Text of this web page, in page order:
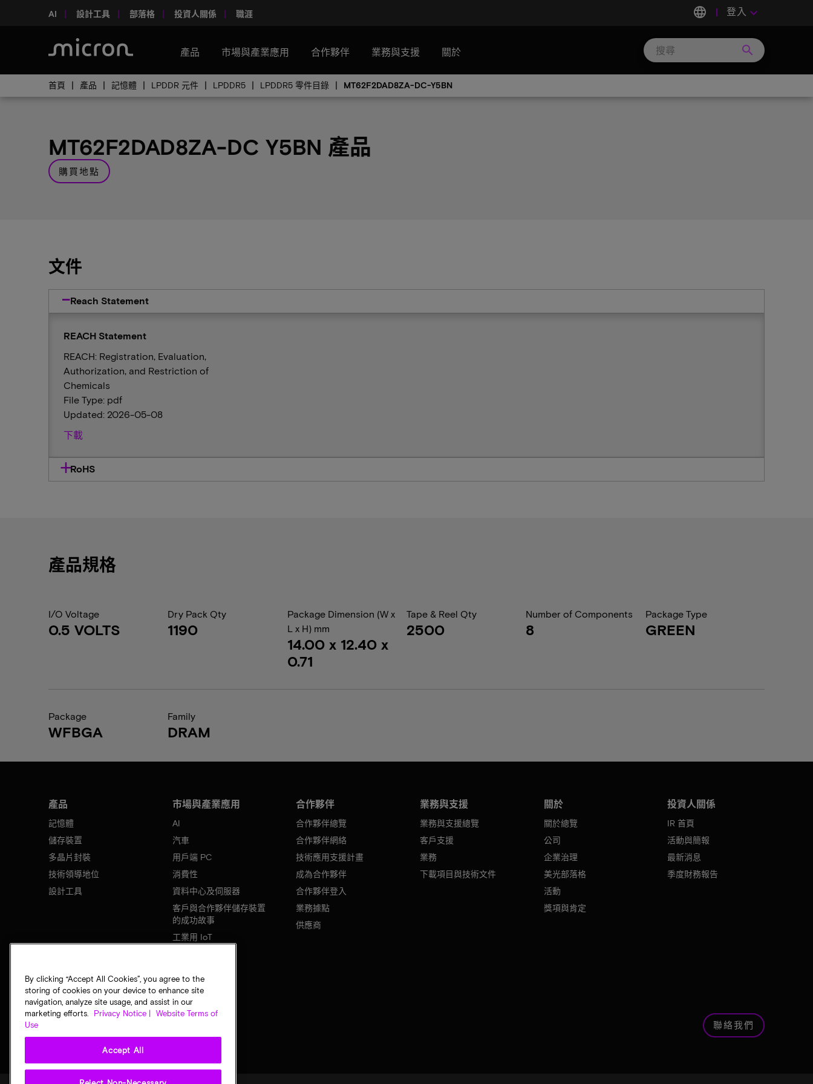
AI 設計工具 部落格 投資人關係 職涯 language 登入 keyboard_arrow_down
產品 市場與產業應用 合作夥伴 業務與支援 關於 search
首頁 產品 記憶體 LPDDR 元件 LPDDR5 LPDDR5 零件目錄 MT62F2DAD8ZA-DC-Y5BN
MT62F2DAD8ZA-DC Y5BN 產品
購買地點
文件
Reach Statement
REACH Statement
REACH: Registration, Evaluation,
Authorization, and Restriction of
Chemicals
File Type: pdf
Updated: 2026-05-08
下載
RoHS
產品規格
I/O Voltage
0.5 VOLTS
Dry Pack Qty
1190
Package Dimension (W x
L x H) mm
14.00 x 12.40 x
0.71
Tape & Reel Qty
2500
Number of Components
8
Package Type
GREEN
Package
WFBGA
Family
DRAM
產品
記憶體
儲存裝置
多晶片封裝
技術領導地位
設計工具
市場與產業應用
AI
汽車
用戶端 PC
消費性
資料中心及伺服器
客戶與合作夥伴儲存裝置
的成功故事
工業用 IoT
合作夥伴
合作夥伴總覽
合作夥伴網絡
技術應用支援計畫
成為合作夥伴
合作夥伴登入
業務據點
供應商
業務與支援
業務與支援總覽
客戶支援
業務
下載項目與技術文件
關於
關於總覽
公司
企業治理
美光部落格
活動
獎項與肯定
投資人關係
IR 首頁
活動與簡報
最新消息
季度財務報告
聯絡我們
By clicking “Accept All Cookies”, you agree to the
storing of cookies on your device to enhance site
navigation, analyze site usage, and assist in our
marketing efforts.
Privacy Notice |
Website Terms of
Use
Accept All